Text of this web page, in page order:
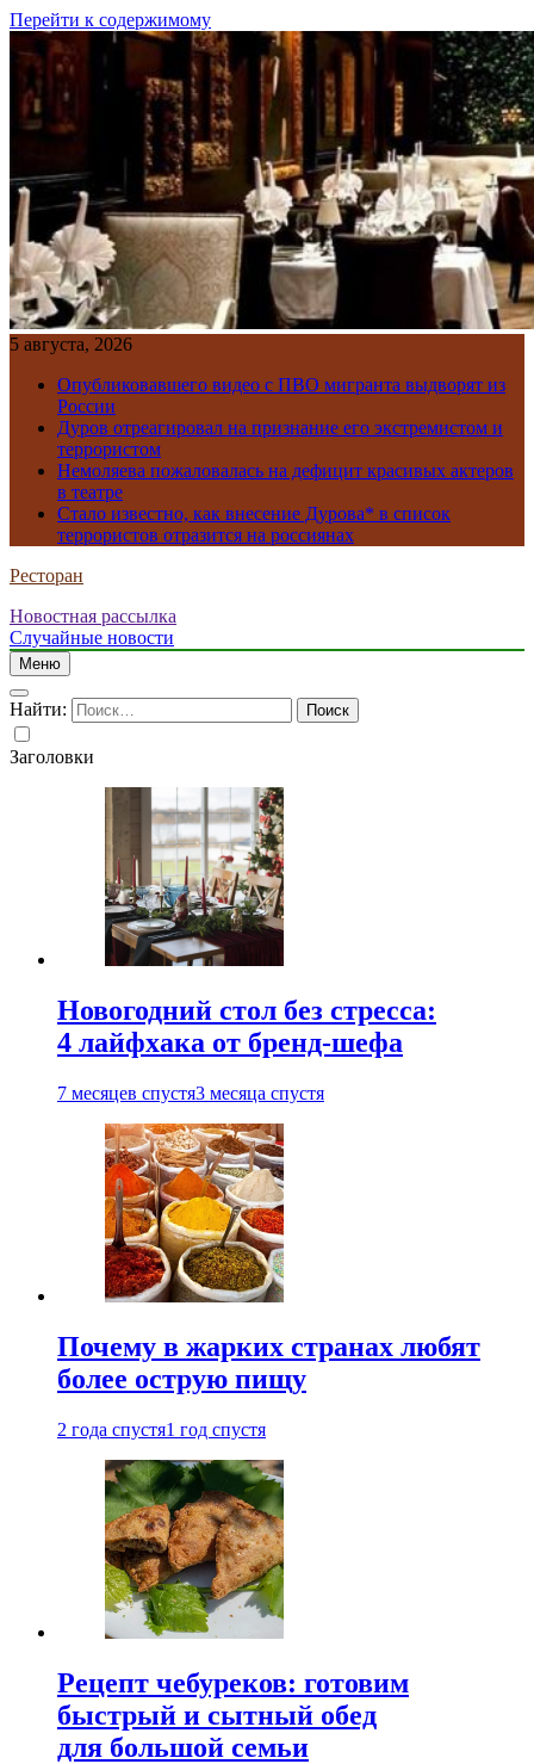
Перейти к содержимому
5 августа, 2026
Опубликовавшего видео с ПВО мигранта выдворят из
России
Дуров отреагировал на признание его экстремистом и
террористом
Немоляева пожаловалась на дефицит красивых актеров
в театре
Стало известно, как внесение Дурова* в список
террористов отразится на россиянах
Ресторан
Новостная рассылка
Случайные новости
Меню
Найти:
Заголовки
Новогодний стол без стресса:
4 лайфхака от бренд-шефа
7 месяцев спустя3 месяца спустя
Почему в жарких странах любят
более острую пищу
2 года спустя1 год спустя
Рецепт чебуреков: готовим
быстрый и сытный обед
для большой семьи